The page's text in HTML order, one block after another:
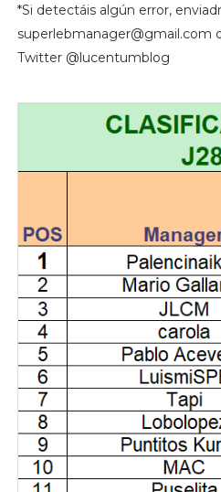
*Si detectáis algún error,
superlebmanager@gmail.com
Twitter @lucentumblog